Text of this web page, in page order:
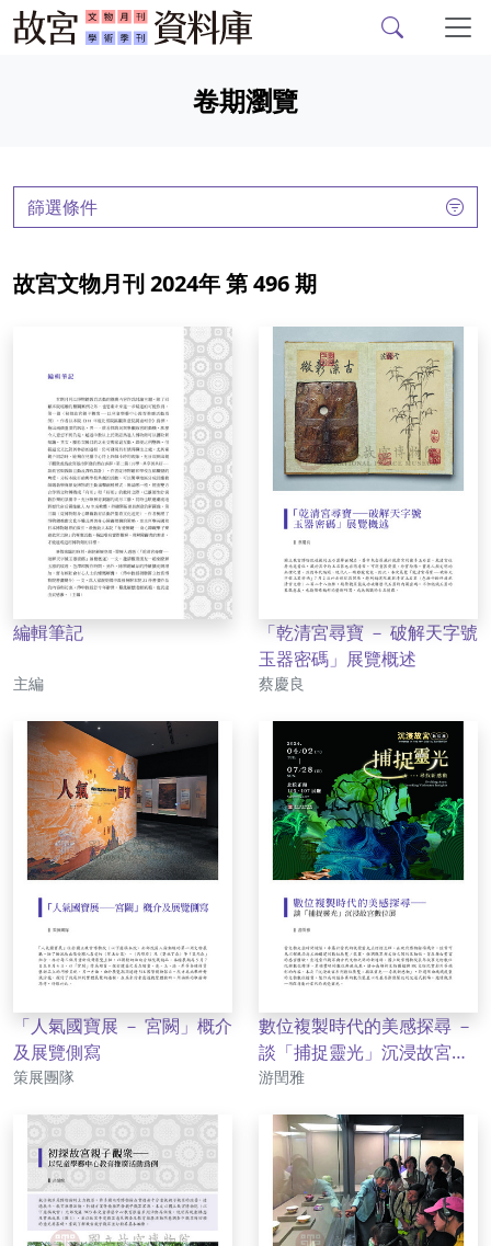
故宮文物月刊、故宮學
卷期瀏覽
篩選條件
故宮文物月刊 2024年 第 496 期
編輯筆記
作者
主編
「乾清宮尋寶 － 破解天字號
玉器密碼」展覽概述
作者
蔡慶良
「人氣國寶展 － 宮闕」概介
及展覽側寫
作者
策展團隊
數位複製時代的美感探尋 －
談「捕捉靈光」沉浸故宮數
位展
作者
游閏雅